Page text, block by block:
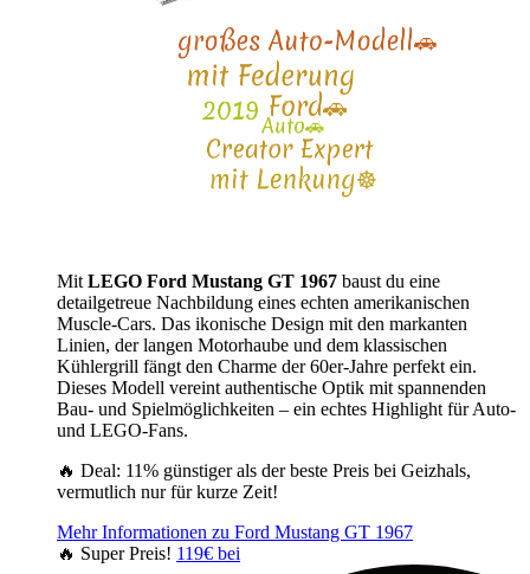
Mit LEGO Ford Mustang GT 1967 baust du eine
detailgetreue Nachbildung eines echten amerikanischen
Muscle-Cars. Das ikonische Design mit den markanten
Linien, der langen Motorhaube und dem klassischen
Kühlergrill fängt den Charme der 60er-Jahre perfekt ein.
Dieses Modell vereint authentische Optik mit spannenden
Bau- und Spielmöglichkeiten – ein echtes Highlight für Auto-
und LEGO-Fans.
🔥 Deal: 11% günstiger als der beste Preis bei Geizhals,
vermutlich nur für kurze Zeit!
Mehr Informationen zu Ford Mustang GT 1967
🔥 Super Preis! 119€ bei